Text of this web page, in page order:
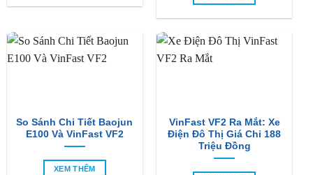
So Sánh Chi Tiết Baojun
E100 Và VinFast VF2
XEM THÊM
VinFast VF2 Ra Mắt: Xe
Điện Đô Thị Giá Chỉ 188
Triệu Đồng